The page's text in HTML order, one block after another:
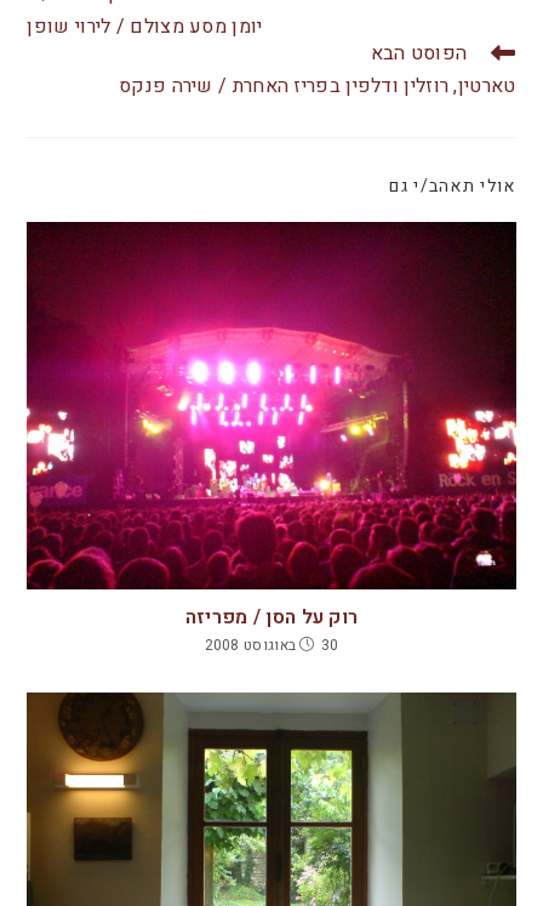
p
b
o
יומן מסע מצולם / לירוי שופן
הפוסט הבא
טארטין, רוזלין ודלפין בפריז האחרת / שירה פנקס
אולי תאהב/י גם
רוק על הסן / מפריזה
30 באוגוסט 2008